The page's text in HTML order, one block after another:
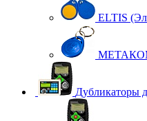
ELTIS
Дубликаторы